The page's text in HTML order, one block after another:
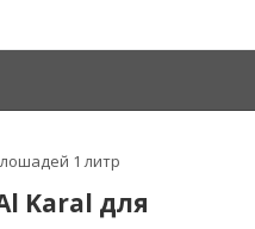
1 литр
Karal для